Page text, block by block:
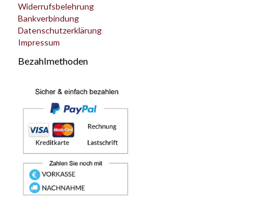
Widerrufsbelehrung
Bankverbindung
Datenschutzerklärung
Impressum
Bezahlmethoden